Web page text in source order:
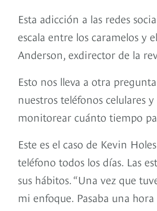
Esta adicción a las redes
escala entre los caramelos y
Anderson, exdirector de la
Esto nos lleva a otra
nuestros teléfonos celulares
monitorear cuánto tiempo
Este es el caso de Kevin
teléfono todos los días. Las
sus hábitos. “Una vez que
mi enfoque. Pasaba una